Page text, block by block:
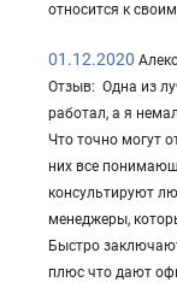
относится к
01.12.2020
Отзыв: Одна из
работал, а я
Что точно могут
них все
консультируют
менеджеры,
Быстро
плюс что дают